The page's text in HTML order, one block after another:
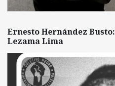
Ernesto Hernández
Lezama Lima